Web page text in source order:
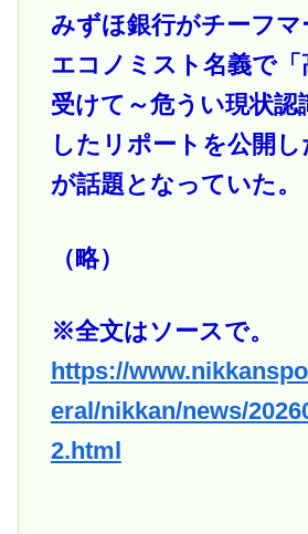
みずほ銀行がチーフマ
エコノミスト名義で「
受けて～危うい現状認
したリポートを公開
が話題となっていた。
（略）
※全文はソースで。
https://
eral/nikkan/news/
2.html